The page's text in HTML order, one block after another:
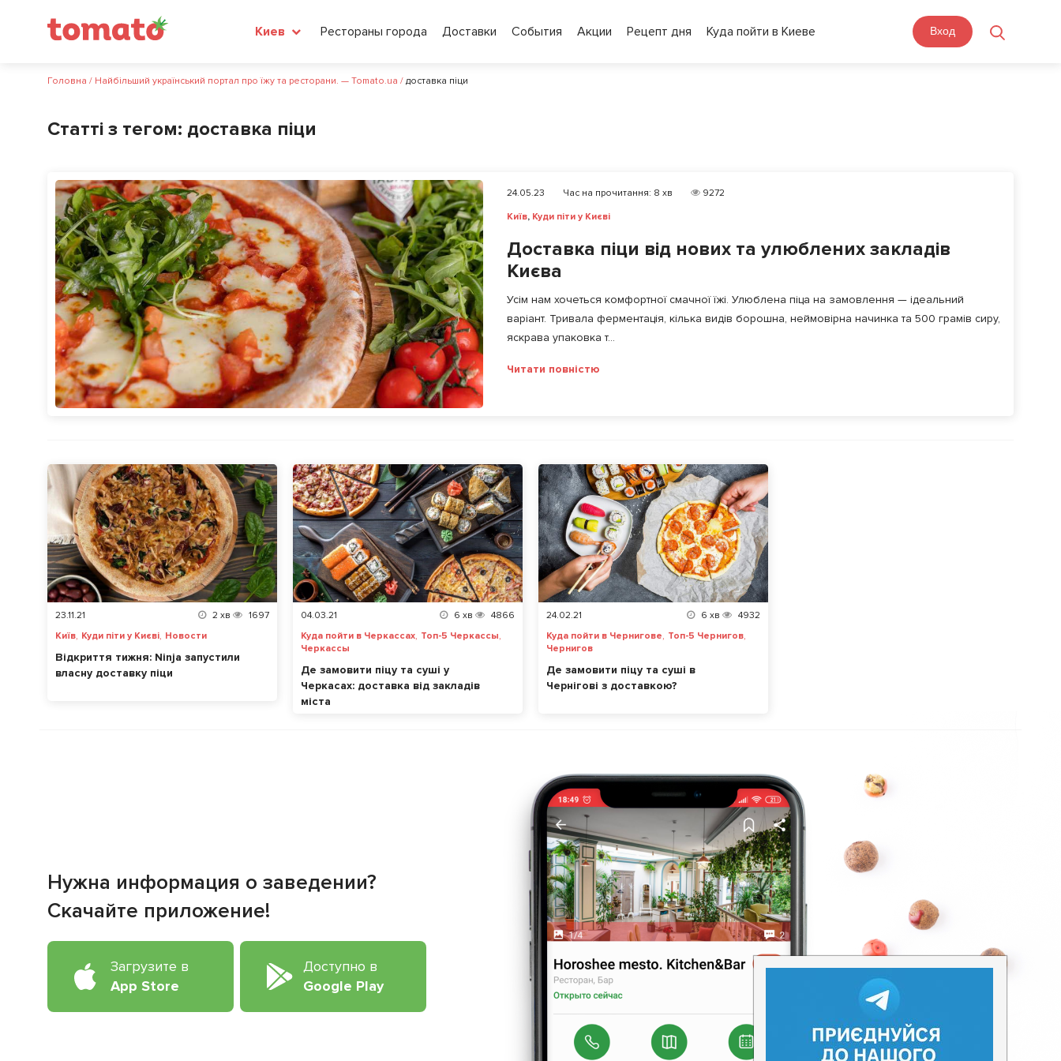
Киев Рестораны города Доставки События Акции Рецепт дня Куда пойти в Киеве Вход
Головна / Найбільший український портал про їжу та ресторани. — Tomato.ua / доставка піци
Статті з тегом: доставка піци
24.05.23 Час на прочитання: 8 хв
9272
Київ, Куди піти у Києві
Доставка піци від нових та улюблених закладів
Києва
Усім нам хочеться комфортної смачної їжі. Улюблена піца на замовлення — ідеальний
варіант. Тривала ферментація, кілька видів борошна, неймовірна начинка та 500 грамів сиру,
яскрава упаковка т...
Читати повністю
23.11.21 2 хв
1697
Київ, Куди піти у Києві, Новости
Відкриття тижня: Ninja запустили
власну доставку піци
04.03.21 6 хв
4866
Куда пойти в Черкассах, Топ-5 Черкассы,
Черкассы
Де замовити піцу та суші у
Черкасах: доставка від закладів
міста
24.02.21 6 хв
4932
Куда пойти в Чернигове, Топ-5 Чернигов,
Чернигов
Де замовити піцу та суші в
Чернігові з доставкою?
Нужна информация о заведении?
Скачайте приложение!
Загрузите в
App Store
Доступно в
Google Play